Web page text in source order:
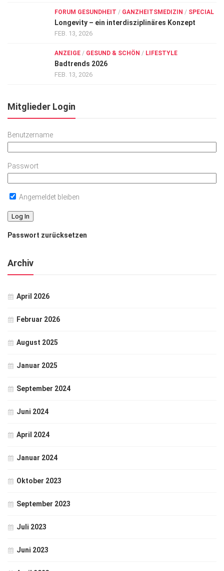
FORUM GESUNDHEIT / GANZHEITSMEDIZIN / SPECIAL
Longevity – ein interdisziplinäres Konzept
FEB. 13, 2026
ANZEIGE / GESUND & SCHÖN / LIFESTYLE
Badtrends 2026
FEB. 13, 2026
Mitglieder Login
Benutzername
Passwort
Angemeldet bleiben
Passwort zurücksetzen
Archiv
April 2026
Februar 2026
August 2025
Januar 2025
September 2024
Juni 2024
April 2024
Januar 2024
Oktober 2023
September 2023
Juli 2023
Juni 2023